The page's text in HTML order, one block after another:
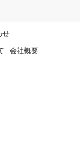
せ
会社概要